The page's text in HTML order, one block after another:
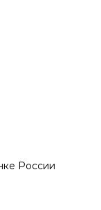
России